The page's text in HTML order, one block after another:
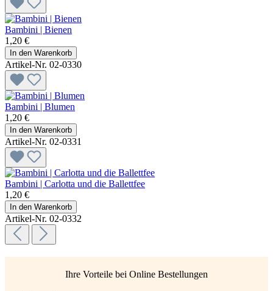
Bambini | Bienen
1,20 €
In den Warenkorb
Artikel-Nr. 02-0330
Bambini | Blumen
1,20 €
In den Warenkorb
Artikel-Nr. 02-0331
Bambini | Carlotta und die Ballettfee
1,20 €
In den Warenkorb
Artikel-Nr. 02-0332
Ihre Vorteile bei Online Bestellungen